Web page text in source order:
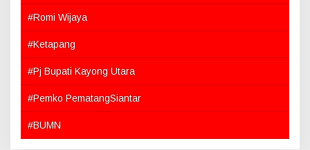
#Romi Wijaya
#Ketapang
#Pj Bupati Kayong Utara
#Pemko PematangSiantar
#BUMN